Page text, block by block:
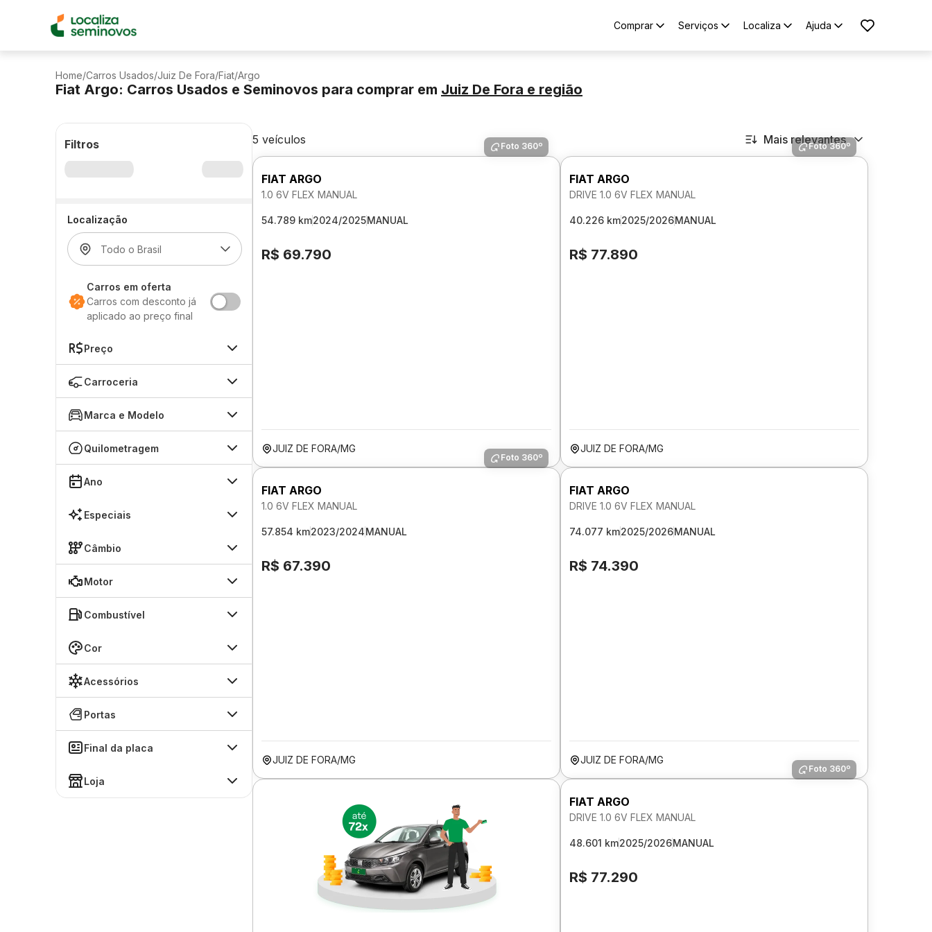
Comprar Serviços Localiza Ajuda
Home/Carros Usados/Juiz De Fora/Fiat/Argo
Fiat Argo: Carros Usados e Seminovos para comprar em Juiz De Fora e região
Filtros
Localização
Carros em oferta
Carros com desconto já
aplicado ao preço final
Preço
Carroceria
Marca e Modelo
Quilometragem
Ano
Especiais
Câmbio
Motor
Combustível
Cor
Acessórios
Portas
Final da placa
Loja
5 veículos Mais relevantes
Foto 360º
FIAT ARGO
1.0 6V FLEX MANUAL
54.789 km2024/2025MANUAL
R$ 69.790
JUIZ DE FORA/MG
Foto 360º
FIAT ARGO
DRIVE 1.0 6V FLEX MANUAL
40.226 km2025/2026MANUAL
R$ 77.890
JUIZ DE FORA/MG
Foto 360º
FIAT ARGO
1.0 6V FLEX MANUAL
57.854 km2023/2024MANUAL
R$ 67.390
JUIZ DE FORA/MG
FIAT ARGO
DRIVE 1.0 6V FLEX MANUAL
74.077 km2025/2026MANUAL
R$ 74.390
JUIZ DE FORA/MG
Foto 360º
FIAT ARGO
DRIVE 1.0 6V FLEX MANUAL
48.601 km2025/2026MANUAL
R$ 77.290